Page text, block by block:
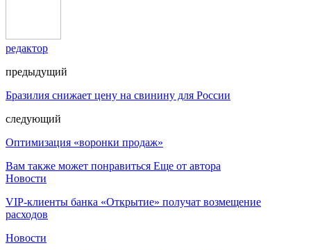
редактор
предыдущий
Бразилия снижает цену на свинину для России
следующий
Оптимизация «воронки продаж»
Вам также может понравиться Еще от автора
Новости
VIP-клиенты банка «Открытие» получат возмещение
расходов
Новости